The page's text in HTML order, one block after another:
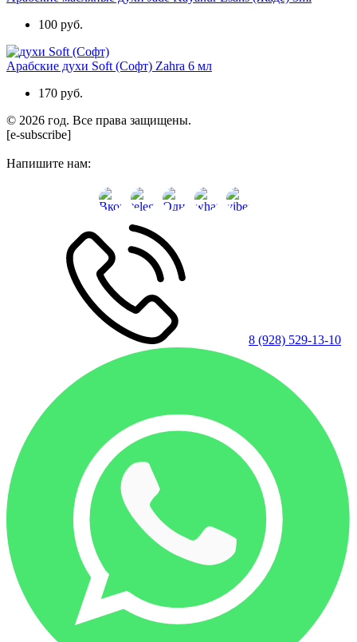
100 руб.
Арабские духи Soft (Софт) Zahra 6 мл
170 руб.
© 2026 год. Все права защищены.
[e-subscribe]
Напишите нам:
8 (928) 529-13-10